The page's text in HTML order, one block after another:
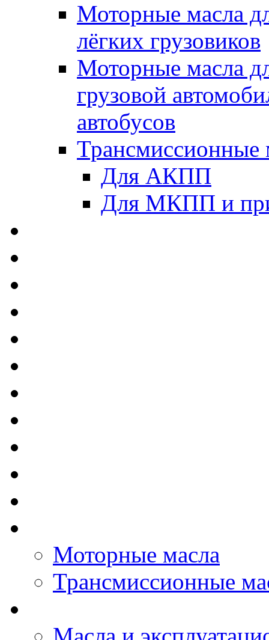
Моторные масла
лёгких грузовиков
Моторные масла
грузовой
автобусов
Трансмиссионные
Для АКПП
Для МКПП и
Моторные масла
Трансмиссионные